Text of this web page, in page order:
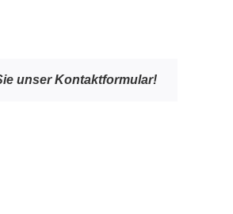
unser Kontaktformular!